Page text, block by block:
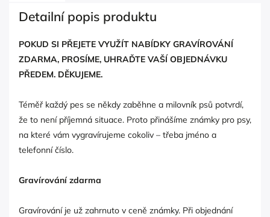
Detailní popis produktu
POKUD SI PŘEJETE VYUŽÍT NABÍDKY GRAVÍROVÁNÍ
ZDARMA, PROSÍME, UHRAĎTE VAŠÍ OBJEDNÁVKU
PŘEDEM. DĚKUJEME.
Téměř každý pes se někdy zaběhne a milovník psů potvrdí,
že to není příjemná situace. Proto přinášíme známky pro psy,
na které vám vygravírujeme cokoliv – třeba jméno a
telefonní číslo.
Gravírování zdarma
Gravírování je už zahrnuto v ceně známky. Při objednání